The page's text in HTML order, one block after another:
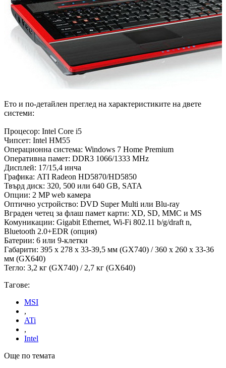
Ето и по-детайлен преглед на характеристиките на двете
системи:
Процесор: Intel Core i5
Чипсет: Intel HM55
Операционна система: Windows 7 Home Premium
Оперативна памет: DDR3 1066/1333 MHz
Дисплей: 17/15,4 инча
Графика: ATI Radeon HD5870/HD5850
Твърд диск: 320, 500 или 640 GB, SATA
Опции: 2 MP web камера
Оптично устройство: DVD Super Multi или Blu-ray
Вграден четец за флаш памет карти: XD, SD, MMC и MS
Комуникации: Gigabit Ethernet, Wi-Fi 802.11 b/g/draft n,
Bluetooth 2.0+EDR (опция)
Батерии: 6 или 9-клетки
Габарити: 395 x 278 x 33-39,5 мм (GX740) / 360 x 260 x 33-36
мм (GX640)
Тегло: 3,2 кг (GX740) / 2,7 кг (GX640)
Тагове:
MSI
,
ATi
,
Intel
Още по темата